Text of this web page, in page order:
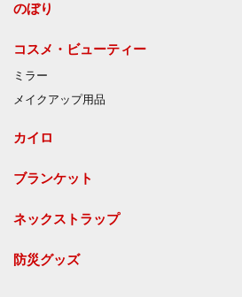
のぼり
コスメ・ビューティー
ミラー
メイクアップ用品
カイロ
ブランケット
ネックストラップ
防災グッズ